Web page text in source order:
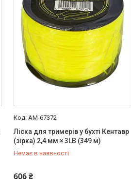
AM-67372
Ліска для тримерів у бухті Кентавр
(зiрка) 2,4 мм × 3LB (349 м)
Немає в наявності
606 ₴
+380 (99) 454-50-15